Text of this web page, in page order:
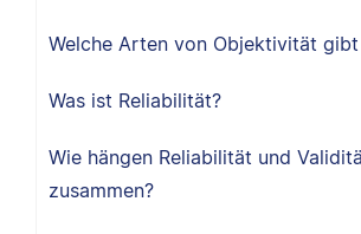
Welche Arten von Objektivität gibt
Was ist Reliabilität?
Wie hängen Reliabilität und
zusammen?